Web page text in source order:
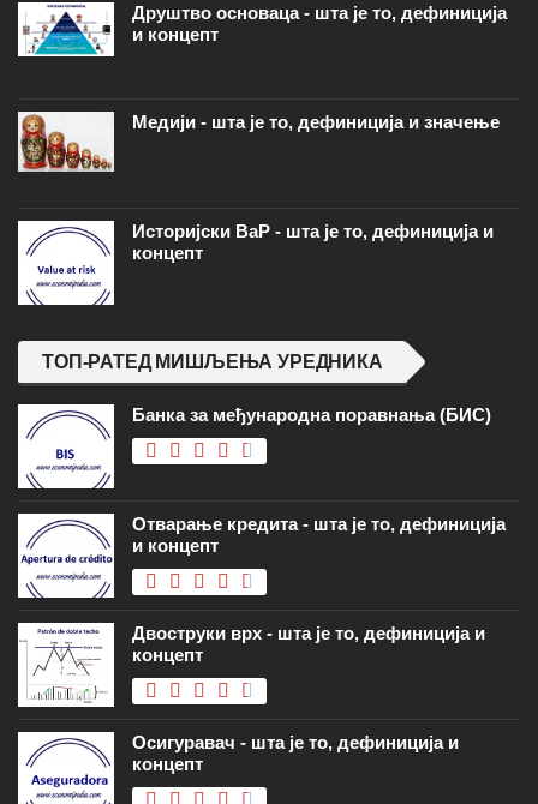
Друштво основаца - шта је то, дефиниција
и концепт
Медији - шта је то, дефиниција и значење
Историјски ВаР - шта је то, дефиниција и
концепт
ТОП-РАТЕД МИШЉЕЊА УРЕДНИКА
Банка за међународна поравнања (БИС)
Отварање кредита - шта је то, дефиниција
и концепт
Двоструки врх - шта је то, дефиниција и
концепт
Осигуравач - шта је то, дефиниција и
концепт